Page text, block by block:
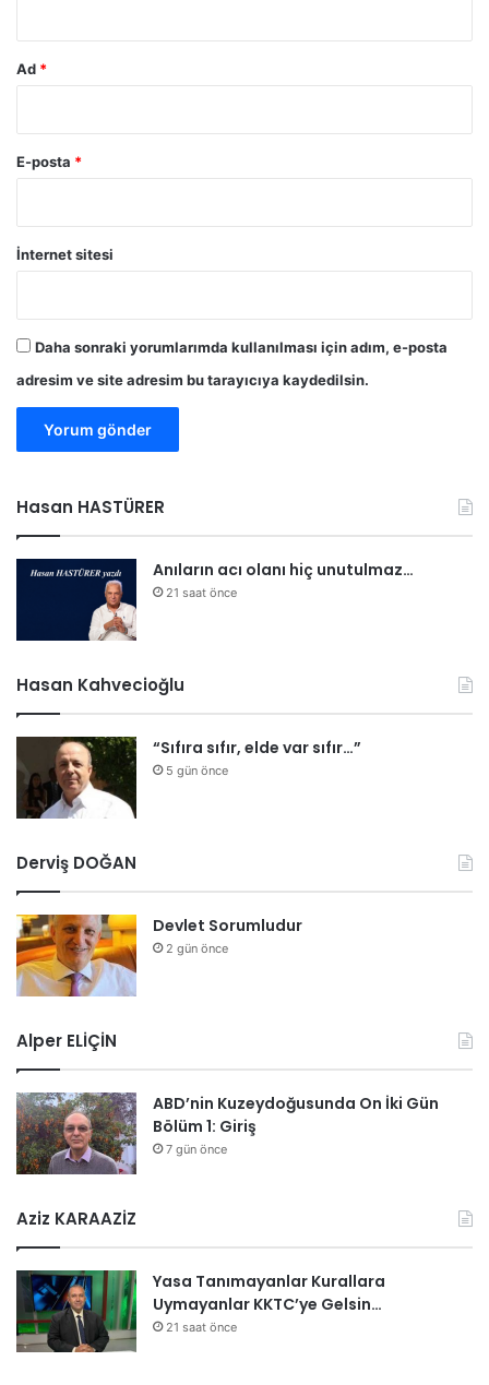
ı
S
a
ı
k
o
l
u
’
u
z
y
a
e
e
t
Ad *
E-posta *
İnternet sitesi
Daha sonraki yorumlarımda kullanılması için adım, e-posta
adresim ve site adresim bu tarayıcıya kaydedilsin.
Hasan HASTÜRER
Anıların acı olanı hiç unutulmaz…
21 saat önce
Hasan Kahvecioğlu
“Sıfıra sıfır, elde var sıfır…”
5 gün önce
Derviş DOĞAN
Devlet Sorumludur
2 gün önce
Alper ELİÇİN
ABD’nin Kuzeydoğusunda On İki Gün
Bölüm 1: Giriş
7 gün önce
Aziz KARAAZİZ
Yasa Tanımayanlar Kurallara
Uymayanlar KKTC’ye Gelsin…
21 saat önce